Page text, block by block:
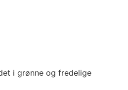
i grønne og fredelige